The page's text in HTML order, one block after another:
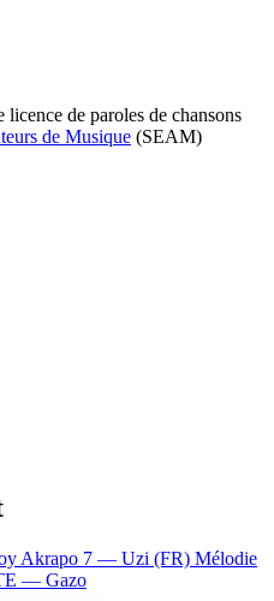
licence de paroles de chansons
de Musique (SEAM)
Akrapo 7 — Uzi (FR) Mélodie
— Gazo